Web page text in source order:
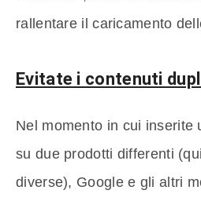
rallentare il caricamento
Evitate i contenuti
Nel momento in cui inserite
su due prodotti differenti
diverse), Google e gli altri